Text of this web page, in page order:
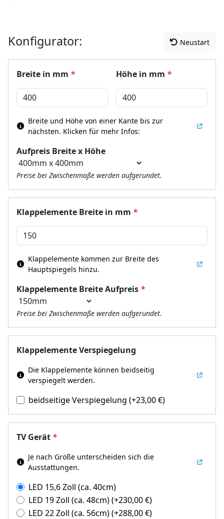
Konfigurator: Neustart
Breite in mm * Höhe in mm *
Aufpreis Breite x Höhe
Breite und Höhe von einer Kante bis zur
nächsten. Klicken für mehr Infos:
Preise bei Zwischenmaße werden aufgerundet.
Klappelemente Breite in mm *
Klappelemente Breite Aufpreis *
Klappelemente kommen zur Breite des
Hauptspiegels hinzu.
Preise bei Zwischenmaße werden aufgerundet.
Klappelemente Verspiegelung
Die Klappelemente können beidseitig
verspiegelt werden.
beidseitige Verspiegelung (+23,00€)
TV Gerät *
Je nach Größe unterscheiden sich die
Ausstattungen.
LED 15,6 Zoll (ca. 40cm)
LED 19 Zoll (ca. 48cm)(+230,00€)
LED 22 Zoll (ca. 56cm)(+288,00€)